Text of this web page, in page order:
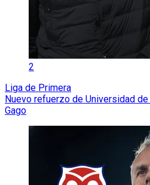
2
Liga de Primera
Nuevo refuerzo de Universidad de
Gago